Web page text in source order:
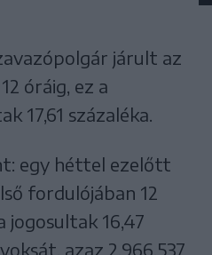
járult az
óráig, ez a
17,61 százaléka.
egy héttel ezelőtt
fordulójában 12
jogosultak 16,47
azaz 2.966.537